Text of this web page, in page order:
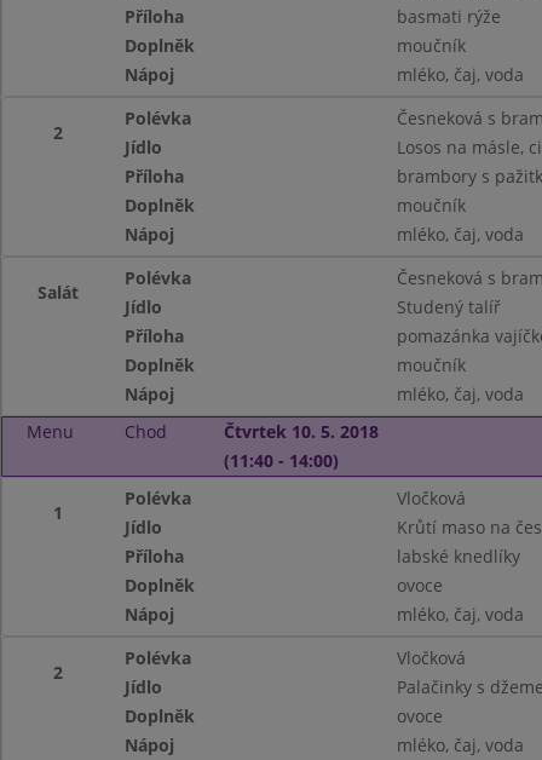
Příloha
basmati rýže
Doplněk
moučník
Nápoj
mléko, čaj, voda
2
Polévka
Česneková s
Jídlo
Losos na másle,
Příloha
brambory s
Doplněk
moučník
Nápoj
mléko, čaj, voda
Salát
Polévka
Česneková s
Jídlo
Studený talíř
Příloha
pomazánka
Doplněk
moučník
Nápoj
mléko, čaj, voda
Menu
Chod
Čtvrtek 10. 5. 2018
(11:40 - 14:00)
1
Polévka
Vločková
Jídlo
Krůtí maso na
Příloha
labské knedlíky
Doplněk
ovoce
Nápoj
mléko, čaj, voda
2
Polévka
Vločková
Jídlo
Palačinky s
Doplněk
ovoce
Nápoj
mléko, čaj, voda